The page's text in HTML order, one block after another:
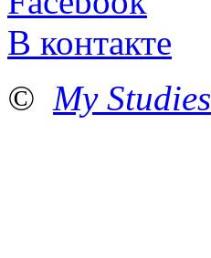
В контакте
© My Studies